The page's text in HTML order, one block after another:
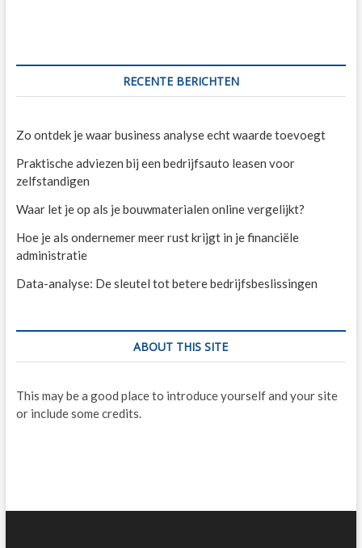
RECENTE BERICHTEN
Zo ontdek je waar business analyse echt waarde toevoegt
Praktische adviezen bij een bedrijfsauto leasen voor
zelfstandigen
Waar let je op als je bouwmaterialen online vergelijkt?
Hoe je als ondernemer meer rust krijgt in je financiële
administratie
Data-analyse: De sleutel tot betere bedrijfsbeslissingen
ABOUT THIS SITE
This may be a good place to introduce yourself and your site
or include some credits.